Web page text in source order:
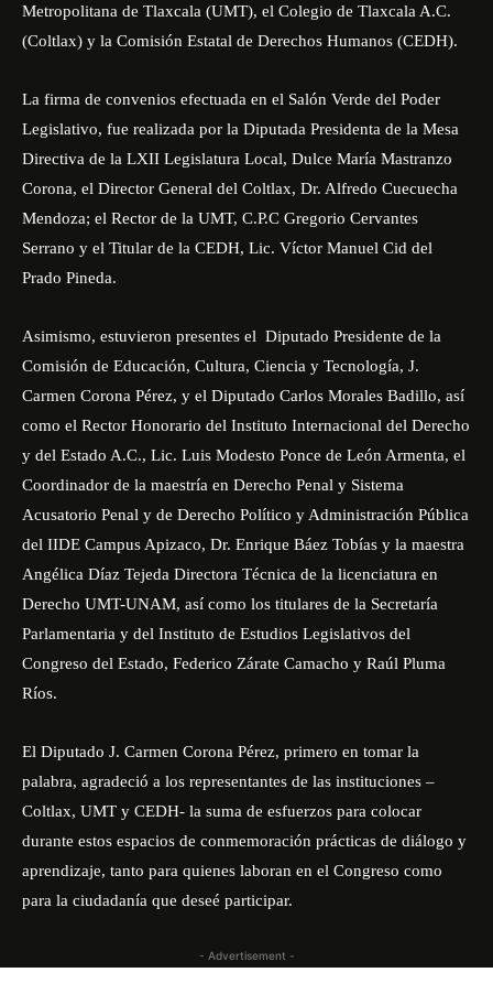
Metropolitana de Tlaxcala (UMT), el Colegio de Tlaxcala A.C.
(Coltlax) y la Comisión Estatal de Derechos Humanos (CEDH).
La firma de convenios efectuada en el Salón Verde del Poder
Legislativo, fue realizada por la Diputada Presidenta de la Mesa
Directiva de la LXII Legislatura Local, Dulce María Mastranzo
Corona, el Director General del Coltlax, Dr. Alfredo Cuecuecha
Mendoza; el Rector de la UMT, C.P.C Gregorio Cervantes
Serrano y el Titular de la CEDH, Lic. Víctor Manuel Cid del
Prado Pineda.
Asimismo, estuvieron presentes el Diputado Presidente de la
Comisión de Educación, Cultura, Ciencia y Tecnología, J.
Carmen Corona Pérez, y el Diputado Carlos Morales Badillo, así
como el Rector Honorario del Instituto Internacional del Derecho
y del Estado A.C., Lic. Luis Modesto Ponce de León Armenta, el
Coordinador de la maestría en Derecho Penal y Sistema
Acusatorio Penal y de Derecho Político y Administración Pública
del IIDE Campus Apizaco, Dr. Enrique Báez Tobías y la maestra
Angélica Díaz Tejeda Directora Técnica de la licenciatura en
Derecho UMT-UNAM, así como los titulares de la Secretaría
Parlamentaria y del Instituto de Estudios Legislativos del
Congreso del Estado, Federico Zárate Camacho y Raúl Pluma
Ríos.
El Diputado J. Carmen Corona Pérez, primero en tomar la
palabra, agradeció a los representantes de las instituciones –
Coltlax, UMT y CEDH- la suma de esfuerzos para colocar
durante estos espacios de conmemoración prácticas de diálogo y
aprendizaje, tanto para quienes laboran en el Congreso como
para la ciudadanía que deseé participar.
- Advertisement -